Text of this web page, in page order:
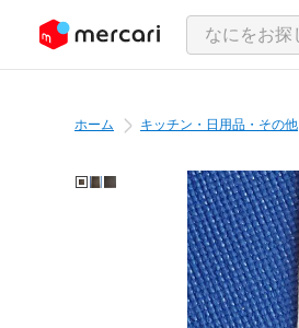
ツにスキップ
ホーム キッチン・日用品・その他